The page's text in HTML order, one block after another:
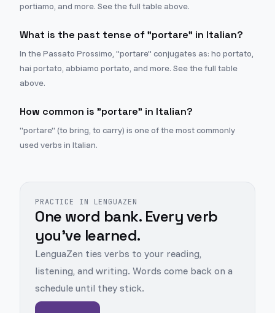
portiamo, and more. See the full table above.
What is the past tense of "portare" in Italian?
In the Passato Prossimo, "portare" conjugates as: ho portato,
hai portato, abbiamo portato, and more. See the full table
above.
How common is "portare" in Italian?
"portare" (to bring, to carry) is one of the most commonly
used verbs in Italian.
PRACTICE IN LENGUAZEN
One word bank. Every verb
you've learned.
LenguaZen ties verbs to your reading,
listening, and writing. Words come back on a
schedule until they stick.